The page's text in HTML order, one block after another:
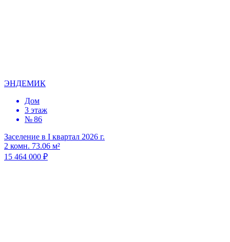
ЭНДЕМИК
Дом
3 этаж
№ 86
Заселение в I квартал 2026 г.
2 комн. 73.06 м²
15 464 000 ₽